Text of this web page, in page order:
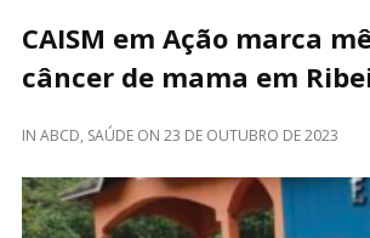
CAISM em Ação marca
câncer de mama em
IN ABCD, SAÚDE ON 23 DE OUTUBRO DE 2023